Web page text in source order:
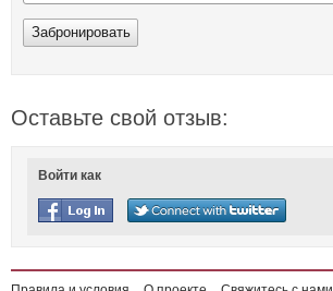
Оставьте свой отзыв:
Войти как